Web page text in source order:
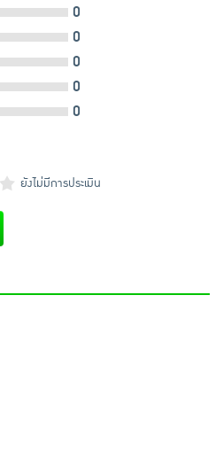
0
0
0
0
0
ยังไม่มีการประเมิน